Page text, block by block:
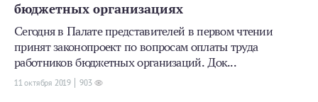
бюджетных организациях
Сегодня в Палате представителей в первом чтении
принят законопроект по вопросам оплаты труда
работников бюджетных организаций. Док...
11 октября 2019 903